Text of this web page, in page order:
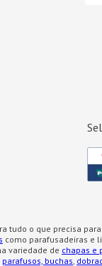
tudo o que precisa
como parafusadeiras e
variedade de chapas e
parafusos, buchas,